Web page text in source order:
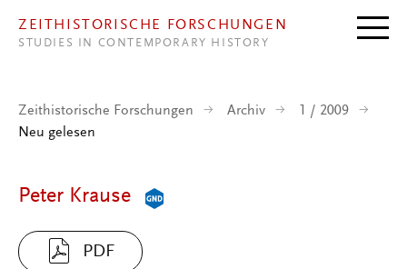
ZEITHISTORISCHE FORSCHUNGEN
STUDIES IN CONTEMPORARY HISTORY
Zeithistorische Forschungen Archiv
1 / 2009
Neu gelesen
Peter Krause
PDF